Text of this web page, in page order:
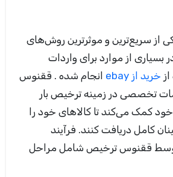
از سریع‌ترین و موثرترین روش‌های
از موارد برای واردات
خرید از
انجام شده . ققنوس
تخصصی در زمینه ترخیص بار
کمک می‌کند تا کالاهای خود را
کامل دریافت کنند. فرآیند
ققنوس ترخیص شامل مراحل